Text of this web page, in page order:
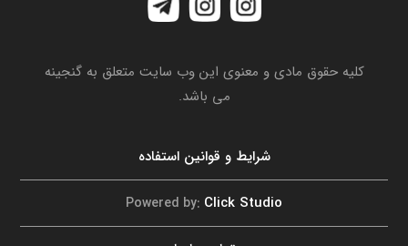
کلیه حقوق مادی و معنوی این وب سایت متعلق به گنجینه
می باشد.
شرایط و قوانین استفاده
Powered by: Click Studio